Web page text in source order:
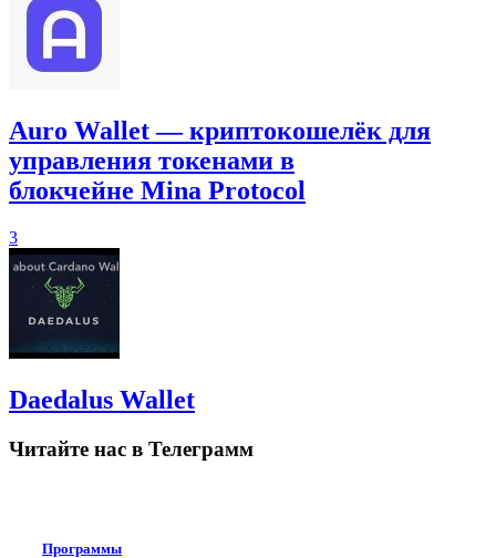
Auro Wallet — криптокошелёк для
управления токенами в
блокчейне Mina Protocol
3
Daedalus Wallet
Читайте нас в Телеграмм
Программы